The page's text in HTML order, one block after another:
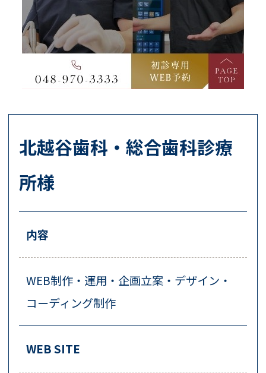
北越谷歯科・総合歯科診療
所様
内容
WEB制作・運用・企画立案・デザイン・
コーディング制作
WEB SITE